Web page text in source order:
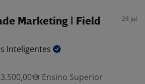
Marketing | Field
28 jul
Inteligentes
Ensino Superior